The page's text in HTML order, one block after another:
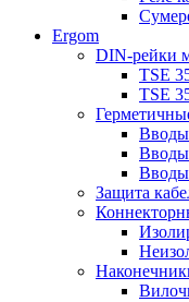
Ergom
DIN-рейки
TSE
TSE
Вводы
Вводы
Вводы
Защита